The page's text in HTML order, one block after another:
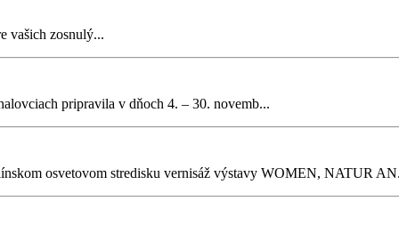
vašich zosnulý...
pripravila v dňoch 4. – 30. novemb...
osvetovom stredisku vernisáž výstavy WOMEN, NATUR